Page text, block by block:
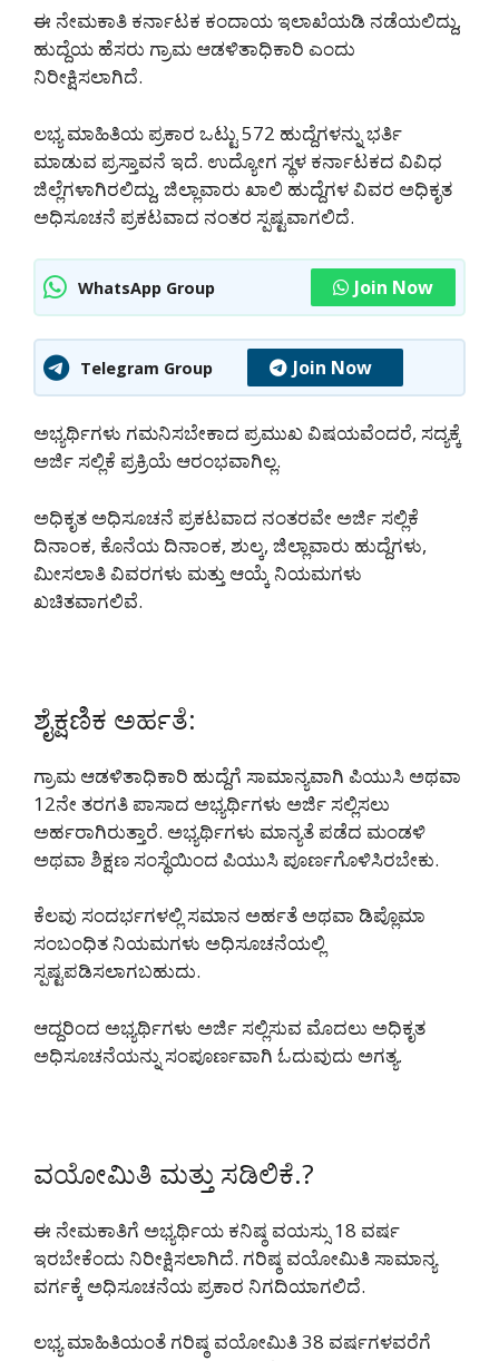
ಈ ನೇಮಕಾತಿ ಕರ್ನಾಟಕ ಕಂದಾಯ ಇಲಾಖೆಯಡಿ ನಡೆಯಲಿದ್ದು,
ಹುದ್ದೆಯ ಹೆಸರು ಗ್ರಾಮ ಆಡಳಿತಾಧಿಕಾರಿ ಎಂದು
ನಿರೀಕ್ಷಿಸಲಾಗಿದೆ.
ಲಭ್ಯ ಮಾಹಿತಿಯ ಪ್ರಕಾರ ಒಟ್ಟು 572 ಹುದ್ದೆಗಳನ್ನು ಭರ್ತಿ
ಮಾಡುವ ಪ್ರಸ್ತಾವನೆ ಇದೆ. ಉದ್ಯೋಗ ಸ್ಥಳ ಕರ್ನಾಟಕದ ವಿವಿಧ
ಜಿಲ್ಲೆಗಳಾಗಿರಲಿದ್ದು, ಜಿಲ್ಲಾವಾರು ಖಾಲಿ ಹುದ್ದೆಗಳ ವಿವರ ಅಧಿಕೃತ
ಅಧಿಸೂಚನೆ ಪ್ರಕಟವಾದ ನಂತರ ಸ್ಪಷ್ಟವಾಗಲಿದೆ.
WhatsApp Group Join Now
Telegram Group Join Now
ಅಭ್ಯರ್ಥಿಗಳು ಗಮನಿಸಬೇಕಾದ ಪ್ರಮುಖ ವಿಷಯವೆಂದರೆ, ಸದ್ಯಕ್ಕೆ
ಅರ್ಜಿ ಸಲ್ಲಿಕೆ ಪ್ರಕ್ರಿಯೆ ಆರಂಭವಾಗಿಲ್ಲ.
ಅಧಿಕೃತ ಅಧಿಸೂಚನೆ ಪ್ರಕಟವಾದ ನಂತರವೇ ಅರ್ಜಿ ಸಲ್ಲಿಕೆ
ದಿನಾಂಕ, ಕೊನೆಯ ದಿನಾಂಕ, ಶುಲ್ಕ, ಜಿಲ್ಲಾವಾರು ಹುದ್ದೆಗಳು,
ಮೀಸಲಾತಿ ವಿವರಗಳು ಮತ್ತು ಆಯ್ಕೆ ನಿಯಮಗಳು
ಖಚಿತವಾಗಲಿವೆ.
ಶೈಕ್ಷಣಿಕ ಅರ್ಹತೆ:
ಗ್ರಾಮ ಆಡಳಿತಾಧಿಕಾರಿ ಹುದ್ದೆಗೆ ಸಾಮಾನ್ಯವಾಗಿ ಪಿಯುಸಿ ಅಥವಾ
12ನೇ ತರಗತಿ ಪಾಸಾದ ಅಭ್ಯರ್ಥಿಗಳು ಅರ್ಜಿ ಸಲ್ಲಿಸಲು
ಅರ್ಹರಾಗಿರುತ್ತಾರೆ. ಅಭ್ಯರ್ಥಿಗಳು ಮಾನ್ಯತೆ ಪಡೆದ ಮಂಡಳಿ
ಅಥವಾ ಶಿಕ್ಷಣ ಸಂಸ್ಥೆಯಿಂದ ಪಿಯುಸಿ ಪೂರ್ಣಗೊಳಿಸಿರಬೇಕು.
ಕೆಲವು ಸಂದರ್ಭಗಳಲ್ಲಿ ಸಮಾನ ಅರ್ಹತೆ ಅಥವಾ ಡಿಪ್ಲೊಮಾ
ಸಂಬಂಧಿತ ನಿಯಮಗಳು ಅಧಿಸೂಚನೆಯಲ್ಲಿ
ಸ್ಪಷ್ಟಪಡಿಸಲಾಗಬಹುದು.
ಆದ್ದರಿಂದ ಅಭ್ಯರ್ಥಿಗಳು ಅರ್ಜಿ ಸಲ್ಲಿಸುವ ಮೊದಲು ಅಧಿಕೃತ
ಅಧಿಸೂಚನೆಯನ್ನು ಸಂಪೂರ್ಣವಾಗಿ ಓದುವುದು ಅಗತ್ಯ.
ವಯೋಮಿತಿ ಮತ್ತು ಸಡಿಲಿಕೆ.?
ಈ ನೇಮಕಾತಿಗೆ ಅಭ್ಯರ್ಥಿಯ ಕನಿಷ್ಠ ವಯಸ್ಸು 18 ವರ್ಷ
ಇರಬೇಕೆಂದು ನಿರೀಕ್ಷಿಸಲಾಗಿದೆ. ಗರಿಷ್ಠ ವಯೋಮಿತಿ ಸಾಮಾನ್ಯ
ವರ್ಗಕ್ಕೆ ಅಧಿಸೂಚನೆಯ ಪ್ರಕಾರ ನಿಗದಿಯಾಗಲಿದೆ.
ಲಭ್ಯ ಮಾಹಿತಿಯಂತೆ ಗರಿಷ್ಠ ವಯೋಮಿತಿ 38 ವರ್ಷಗಳವರೆಗೆ